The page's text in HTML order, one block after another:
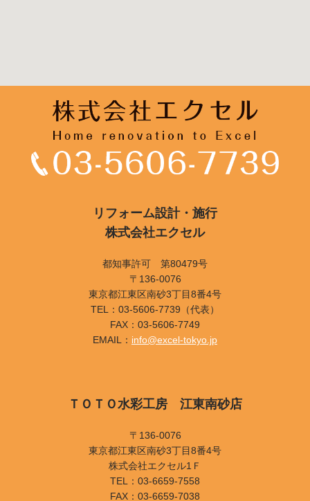
リフォーム設計・施行
株式会社エクセル
都知事許可 第80479号
〒136-0076
東京都江東区南砂3丁目8番4号
TEL：03-5606-7739（代表）
FAX：03-5606-7749
EMAIL： info@excel-tokyo.jp
ＴＯＴＯ水彩工房 江東南砂店
〒136-0076
東京都江東区南砂3丁目8番4号
株式会社エクセル1Ｆ
TEL：03-6659-7558
FAX：03-6659-7038